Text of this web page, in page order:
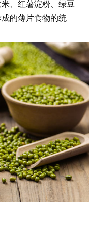
、红薯淀粉、绿豆
的薄片食物的统